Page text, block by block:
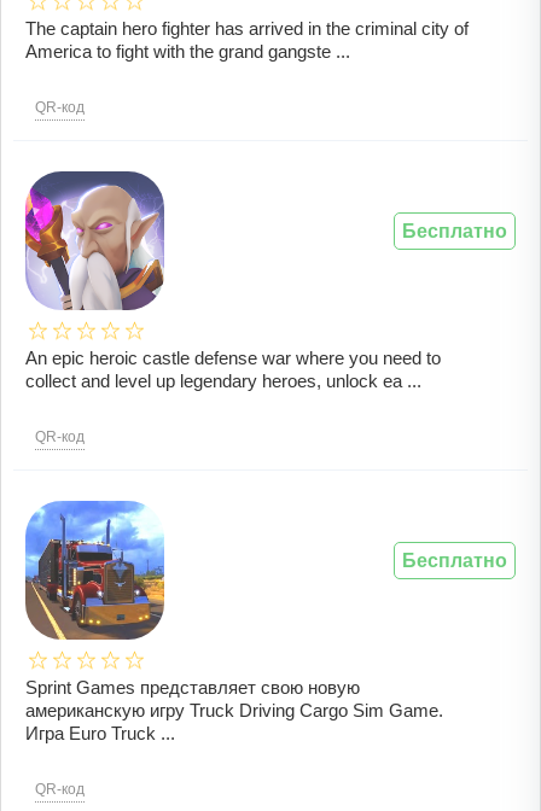
The captain hero fighter has arrived in the criminal city of
America to fight with the grand gangste ...
QR-код
An epic heroic castle defense war where you need to
collect and level up legendary heroes, unlock ea ...
QR-код
Бесплатно
Sprint Games представляет свою новую
американскую игру Truck Driving Cargo Sim Game.
Игра Euro Truck ...
QR-код
Бесплатно